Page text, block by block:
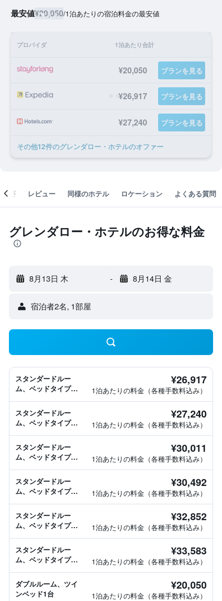
最安値¥20,050/1泊あたりの宿泊料金の最安値
プロバイダ 1泊あたり合計
¥20,050 プランを見る
¥26,917 プランを見る
¥27,240 プランを見る
​その他12​件のグレンダロー・ホテルのオファー
概要 レビュー 同様のホテル ロケーション よくある質問
グレンダロー・ホテルのお得な料金
8月13日 木 - 8月14日 金
宿泊者2名, 1​部屋
スタンダードルー
ム、ベッドタイプ情
¥26,917
1泊あたりの料金（各種手数料込み）
スタンダードルー
ム、ベッドタイプ情
¥27,240
1泊あたりの料金（各種手数料込み）
スタンダードルー
ム、ベッドタイプ情
¥30,011
1泊あたりの料金（各種手数料込み）
スタンダードルー
ム、ベッドタイプ情
¥30,492
1泊あたりの料金（各種手数料込み）
スタンダードルー
ム、ベッドタイプ情
¥32,852
1泊あたりの料金（各種手数料込み）
スタンダードルー
ム、ベッドタイプ情
¥33,583
1泊あたりの料金（各種手数料込み）
ダブルルーム、ツイ
ンベッド1台
¥20,050
1泊あたりの料金（各種手数料込み）